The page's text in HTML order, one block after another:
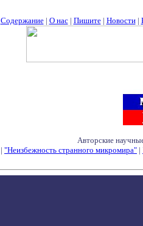
Содержание| О нас| Пишите| Новости|
Авторские
| "Неизбежность странного микромира" |